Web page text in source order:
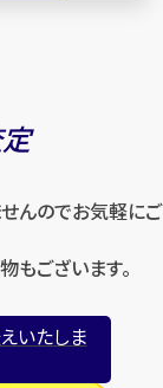
んのでお気軽にご
ございます。
いたしま